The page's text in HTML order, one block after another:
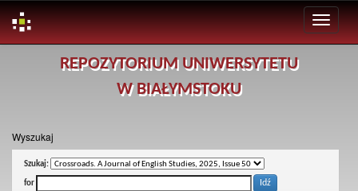
REPOZYTORIUM UNIWERSYTETU
W BIAŁYMSTOKU
Wyszukaj
Szukaj:
for